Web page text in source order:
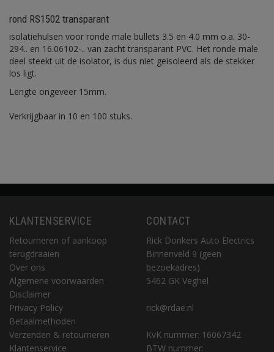
rond RS1502 transparant
isolatiehulsen voor ronde male bullets 3.5 en 4.0 mm o.a. 30-
294.. en 16.06102-.. van zacht transparant PVC. Het ronde male
deel steekt uit de isolator, is dus niet geisoleerd als de stekker
los ligt.
Lengte ongeveer 15mm.
Verkrijgbaar in 10 en 100 stuks.
KLANTENSERVICE
Retourneren of aankoop
terugdraaien
Over ons
Algemene voorwaarden
Disclaimer
Privacy Policy
Betaalmethoden
Verzenden & retourneren
Klantenservice
CONTACT
Rick Donkers Auto Electrics
Binnenveld 9 (geen
bezoekadres)
5462 GK Veghel
rick@rdae.nl
KvK nummer: 16067342
BTW nummer: